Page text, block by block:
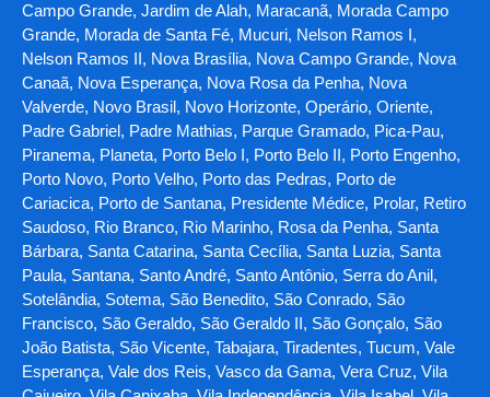
Campo Grande, Jardim de Alah, Maracanã, Morada Campo
Grande, Morada de Santa Fé, Mucuri, Nelson Ramos I,
Nelson Ramos II, Nova Brasília, Nova Campo Grande, Nova
Canaã, Nova Esperança, Nova Rosa da Penha, Nova
Valverde, Novo Brasil, Novo Horizonte, Operário, Oriente,
Padre Gabriel, Padre Mathias, Parque Gramado, Pica-Pau,
Piranema, Planeta, Porto Belo I, Porto Belo II, Porto Engenho,
Porto Novo, Porto Velho, Porto das Pedras, Porto de
Cariacica, Porto de Santana, Presidente Médice, Prolar, Retiro
Saudoso, Rio Branco, Rio Marinho, Rosa da Penha, Santa
Bárbara, Santa Catarina, Santa Cecília, Santa Luzia, Santa
Paula, Santana, Santo André, Santo Antônio, Serra do Anil,
Sotelândia, Sotema, São Benedito, São Conrado, São
Francisco, São Geraldo, São Geraldo II, São Gonçalo, São
João Batista, São Vicente, Tabajara, Tiradentes, Tucum, Vale
Esperança, Vale dos Reis, Vasco da Gama, Vera Cruz, Vila